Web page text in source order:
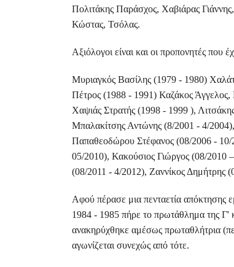
Πολιτάκης Παράσχος, Χαβιάρας
Κώστας, Τσόλας.
Αξιόλογοι είναι και οι προπονητές που
Μυριαγκός Βασίλης (1979 - 1980)
Πέτρος (1988 - 1991) Καζάκος
Χαψιάς Στρατής (1998 - 1999 ),
Μπαλακίτσης Αντώνης (8/2001 - 4/
Παπαθεοδώρου Στέφανος (08/2006 -
05/2010), Κακούσιος Γιώργος (08/2010
(08/2011 - 4/2012), Ζαννίκος
Αφού πέρασε μια πενταετία απόκτησης
1984 - 1985 πήρε το πρωτάθλημα της Γ'
ανακηρύχθηκε αμέσως πρωταθλήτρια
αγωνίζεται συνεχώς από τότε.